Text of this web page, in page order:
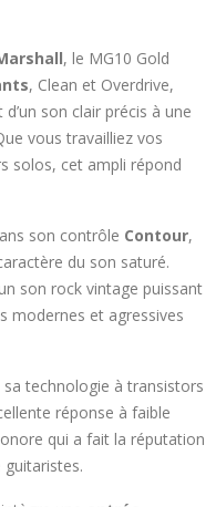
, le MG10 Gold
, Clean et Overdrive,
son clair précis à une
vous travailliez vos
solos, cet ampli répond
son contrôle Contour,
du son saturé.
son rock vintage puissant
modernes et agressives
technologie à transistors
réponse à faible
qui a fait la réputation